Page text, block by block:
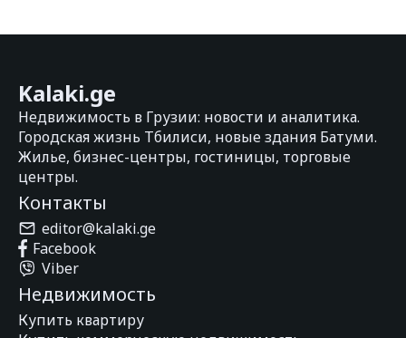
Kalaki.ge
Недвижимость в Грузии: новости и аналитика.
Городская жизнь Тбилиси, новые здания Батуми.
Жилье, бизнес-центры, гостиницы, торговые
центры.
Контакты
editor@kalaki.ge
Facebook
Viber
Недвижимость
Купить квартиру